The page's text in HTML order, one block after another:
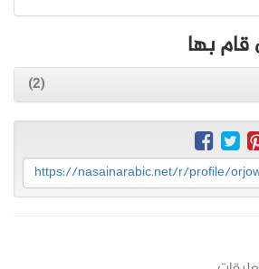
بها
(2)
https://nasainarabic.net/r/profile/